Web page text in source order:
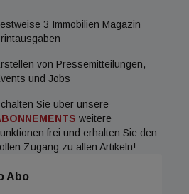
3 Immobilien Magazin
von Pressemitteilungen,
und Jobs
Sie über unsere
weitere
frei und erhalten Sie den
Zugang zu allen Artikeln!
Abo